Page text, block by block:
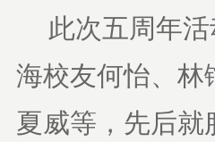
此次五周年
海校友何怡、林
夏威等，先后就